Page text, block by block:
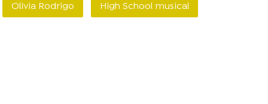
Olivia Rodrigo High School musical